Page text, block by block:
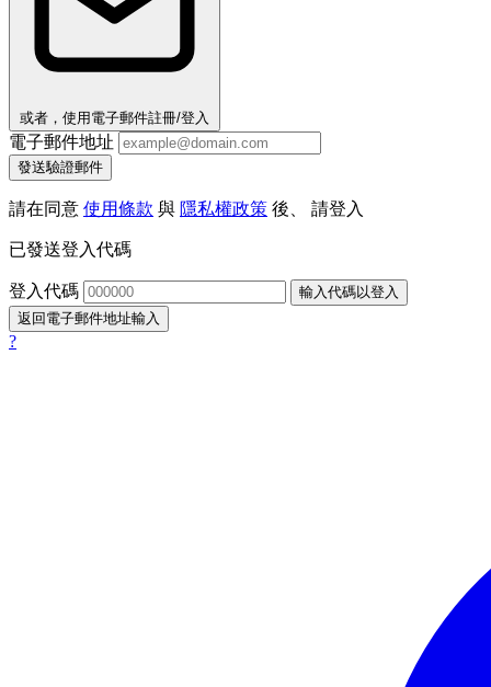
或者，使用電子郵件註冊/登入
電子郵件地址
發送驗證郵件
請在同意 使用條款 與 隱私權政策 後、 請登入
已發送登入代碼
登入代碼
輸入代碼以登入
返回電子郵件地址輸入
?